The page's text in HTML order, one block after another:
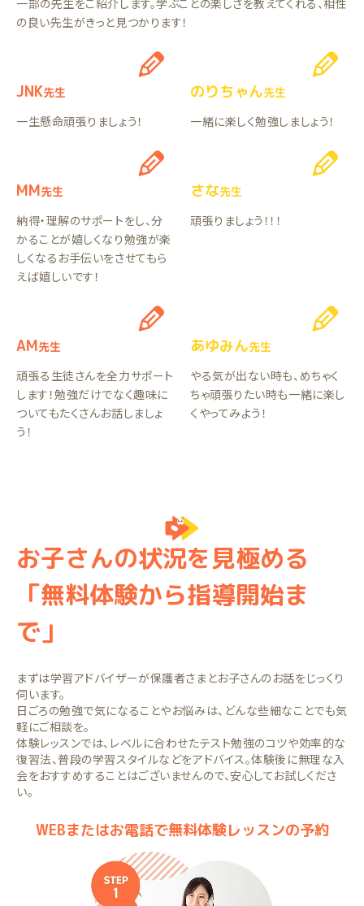
一部の先生をご紹介します。学ぶことの楽しさを教えてくれる、相性
の良い先生がきっと見つかります！
JNK先生
一生懸命頑張りましょう！
のりちゃん先生
一緒に楽しく勉強しましょう！
MM先生
納得・理解のサポートをし、分
かることが嬉しくなり勉強が楽
しくなるお手伝いをさせてもら
えば嬉しいです！
さな先生
頑張りましょう！！！
AM先生
頑張る生徒さんを全力サポート
します！勉強だけでなく趣味に
ついてもたくさんお話しましょ
う！
あゆみん先生
やる気が出ない時も、めちゃく
ちゃ頑張りたい時も一緒に楽し
くやってみよう！
お子さんの状況を見極める
「無料体験から指導開始ま
で」
まずは学習アドバイザーが保護者さまとお子さんのお話をじっくり
伺います。
日ごろの勉強で気になることやお悩みは、どんな些細なことでも気
軽にご相談を。
体験レッスンでは、レベルに合わせたテスト勉強のコツや効率的な
復習法、普段の学習スタイルなどをアドバイス。体験後に無理な入
会をおすすめすることはございませんので、安心してお試しくださ
い。
WEBまたはお電話で無料体験レッスンの予約